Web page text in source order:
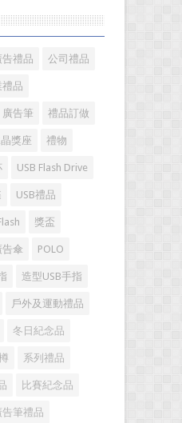
在的月餅包裝真的很
甚到上千元，讓人感
告禮品 公司禮品
禮品
廣告筆 禮品訂做
獎座 禮物
USB Flash Drive
USB禮品
獎盃
告傘 POLO
造型USB手指
戶外及運動禮品
冬日紀念品
系列禮品
比賽紀念品
告筆禮品